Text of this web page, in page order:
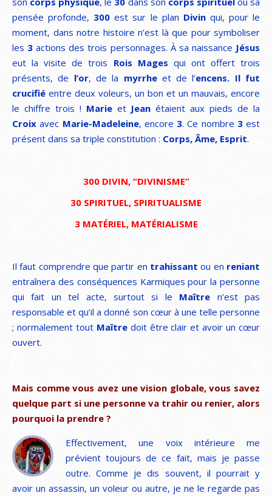
pensée profonde, 300 est sur le plan Divin qui, pour le
moment, dans notre histoire n’est là que pour symboliser
les 3actions des trois personnages. À sa naissance Jésus
eut la visite de trois Rois Mages qui ont offert trois
présents, de l’or, de la myrrhe et de l’encens. Il fut
crucifié entre deux voleurs, un bon et un mauvais, encore
le chiffre trois ! Marieet Jean étaient aux pieds de la
Croix avec Marie-Madeleine, encore 3. Ce nombre 3est
présent dans sa triple constitution : Corps, Âme, Esprit.
300 DIVIN, “DIVINISME”
30 SPIRITUEL, SPIRITUALISME
3 MATÉRIEL, MATÉRIALISME
Il faut comprendre que partir en trahissantou en reniant
entraînera des conséquences Karmiques pour la personne
qui fait un tel acte, surtout si le Maître n’est pas
responsable et qu’il a donné son cœur à une telle personne
; normalement tout Maîtredoit être clair et avoir un cœur
ouvert.
Mais comme vous avez une vision globale, vous savez
quelque part si une personne va trahir ou renier, alors
pourquoi la prendre ?
Effectivement, une voix intérieure me
prévient toujours de ce fait, mais je passe
outre. Comme je dis souvent, il pourrait y
avoir un assassin, un voleur ou autre, je ne le regarde pas